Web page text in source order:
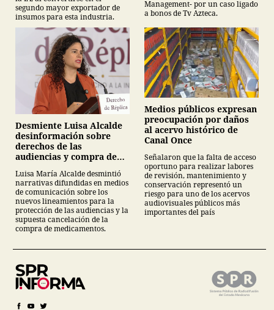
segundo mayor exportador de
insumos para esta industria.
Management- por un caso ligado
a bonos de Tv Azteca.
Desmiente Luisa Alcalde
desinformación sobre
derechos de las
audiencias y compra de
Luisa María Alcalde desmintió
narrativas difundidas en medios
de comunicación sobre los
nuevos lineamientos para la
protección de las audiencias y la
supuesta cancelación de la
compra de medicamentos.
Medios públicos expresan
preocupación por daños
al acervo histórico de
Canal Once
Señalaron que la falta de acceso
oportuno para realizar labores
de revisión, mantenimiento y
conservación representó un
riesgo para uno de los acervos
audiovisuales públicos más
importantes del país